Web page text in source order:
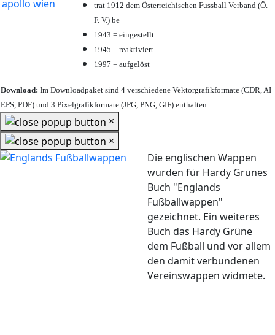
trat 1912 dem Österreichischen Fussball Verband (Ö.
F. V.) be
1943 = eingestellt
1945 = reaktiviert
1997 = aufgelöst
Download: Im Downloadpaket sind 4 verschiedene Vektorgrafikformate (CDR, AI
EPS, PDF) und 3 Pixelgrafikformate (JPG, PNG, GIF) enthalten.
×
×
Die englischen Wappen
wurden für Hardy Grünes
Buch "Englands
Fußballwappen"
gezeichnet. Ein weiteres
Buch das Hardy Grüne
dem Fußball und vor allem
den damit verbundenen
Vereinswappen widmete.